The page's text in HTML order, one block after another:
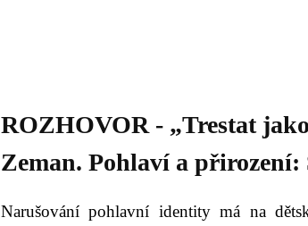
ROZHOVOR - „Trestat
Zeman. Pohlaví a přirození:
Narušování pohlavní identity má na